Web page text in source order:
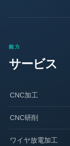
能力
サービス
CNC加工
CNC研削
ワイヤ放電加工